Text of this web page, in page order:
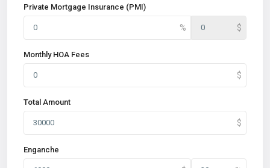
Private Mortgage Insurance (PMI)
Monthly HOA Fees
Total Amount
Enganche